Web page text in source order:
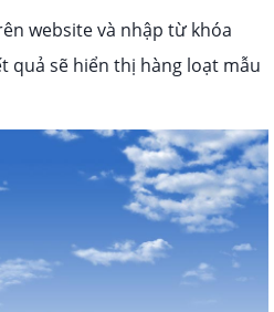
website và nhập từ khóa
quả sẽ hiển thị hàng loạt mẫu